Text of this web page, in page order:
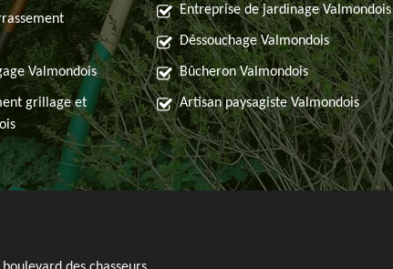
Valmondois
grillage et
Entreprise de jardinage Valmondois
Déssouchage Valmondois
Bûcheron Valmondois
Artisan paysagiste Valmondois